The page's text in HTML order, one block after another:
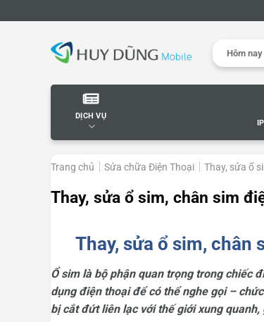
to
Search
DỊCH VỤ
Trang chủ Sửa chữa Điện Thoại Thay, sửa ổ
Thay, sửa ổ sim, chân sim
Thay, sửa ổ sim, chân
Ổ sim là bộ phận quan trọng trong chiếc
dụng điện thoại để có thể nghe gọi –
bị cắt đứt liên lạc với thế giới xung